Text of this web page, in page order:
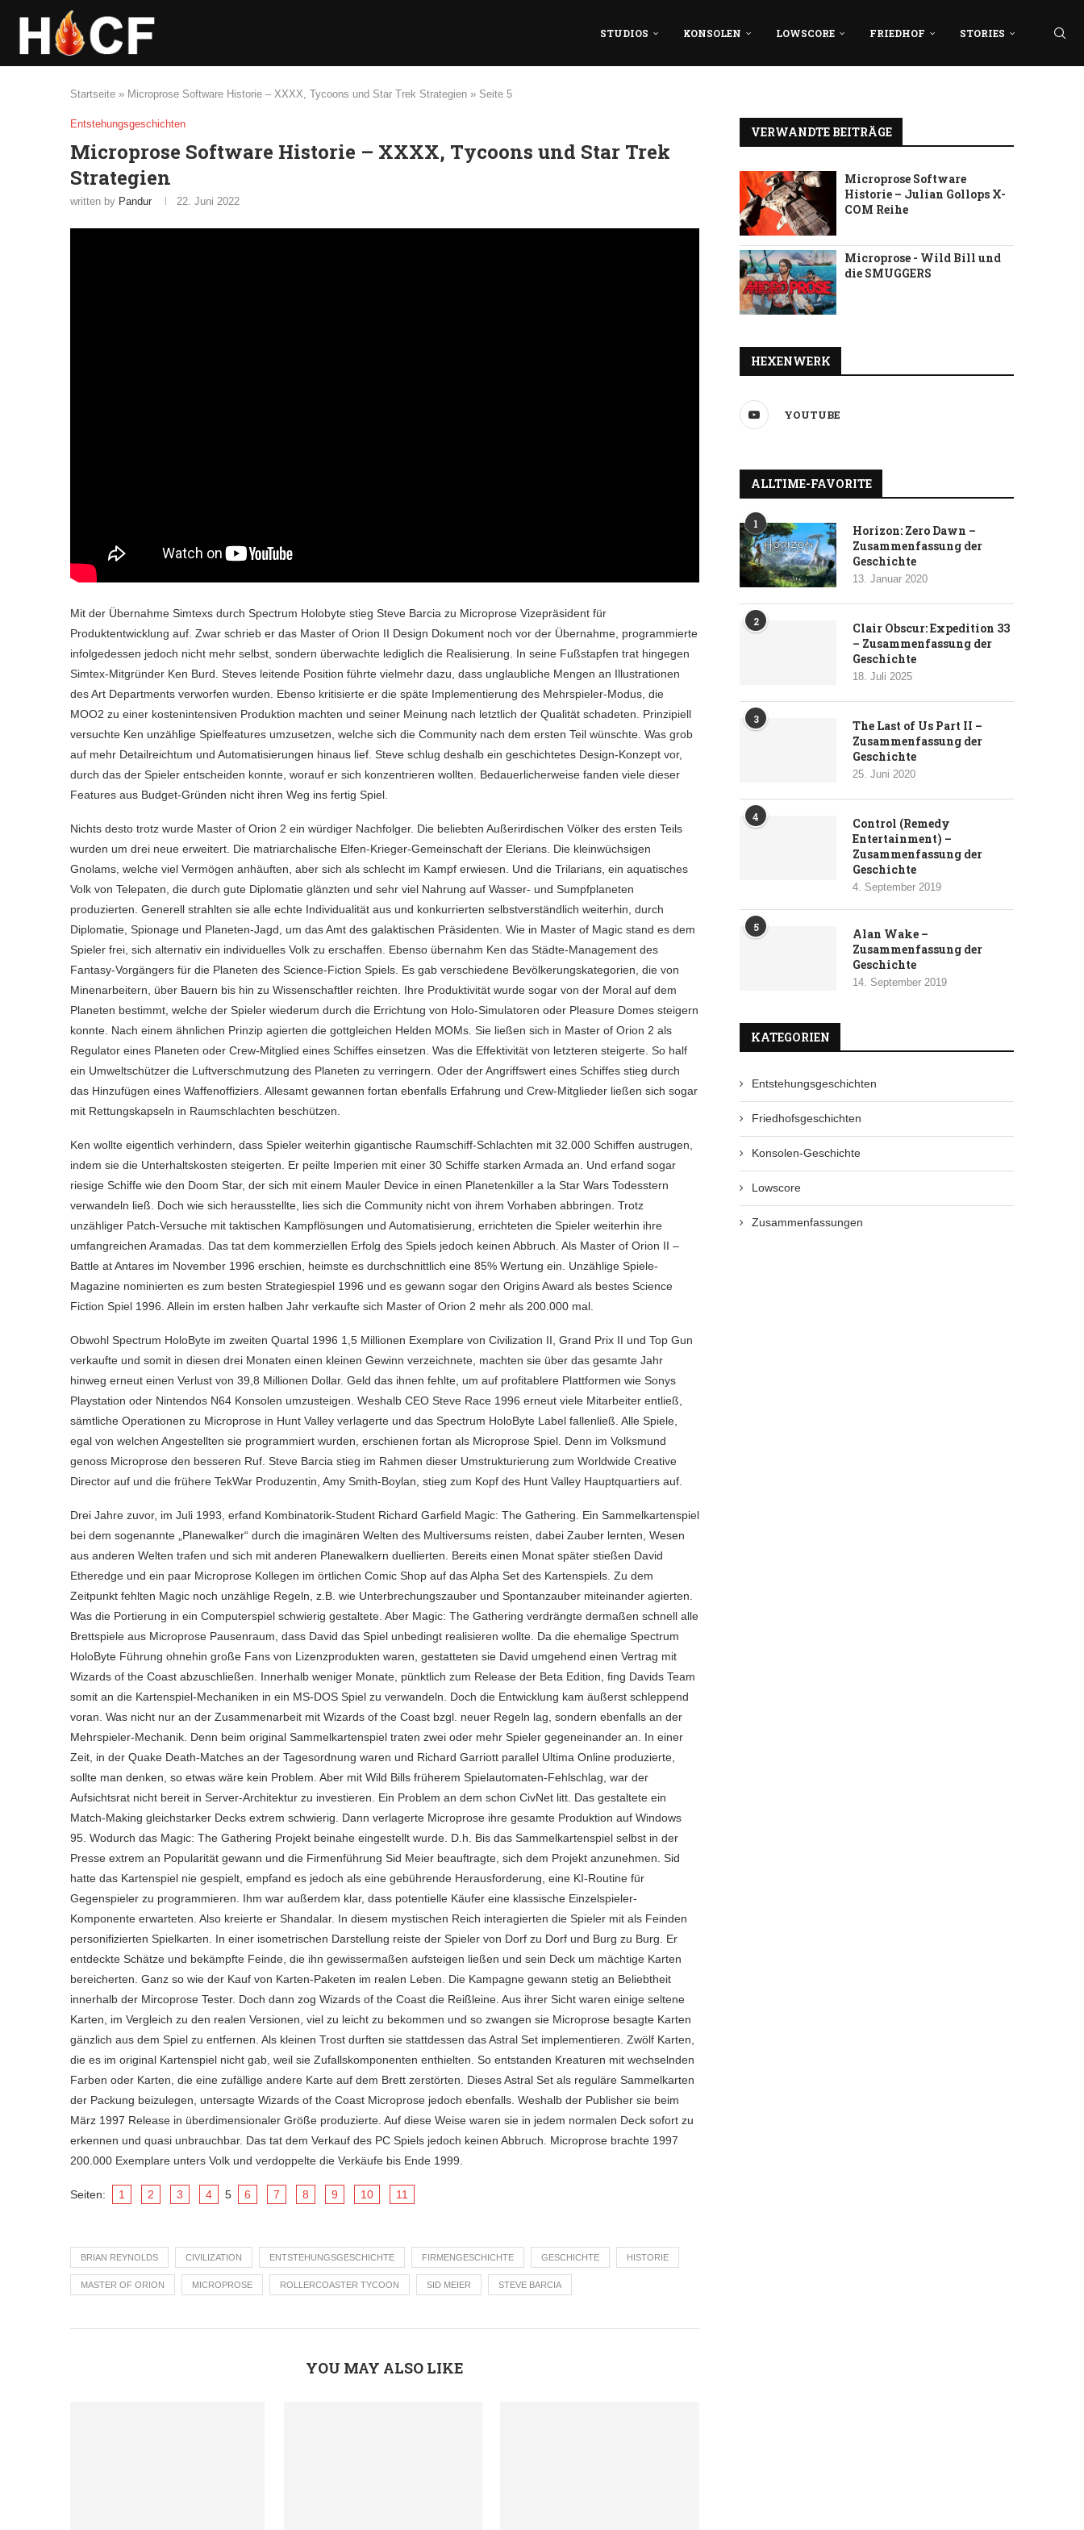
STUDIOS KONSOLEN LOWSCORE FRIEDHOF STORIES
Startseite » Microprose Software Historie – XXXX, Tycoons und Star Trek Strategien » Seite 5
Entstehungsgeschichten
Microprose Software Historie – XXXX, Tycoons und Star Trek
Strategien
written by Pandur 22. Juni 2022
Mit der Übernahme Simtexs durch Spectrum Holobyte stieg Steve Barcia zu Microprose Vizepräsident für
Produktentwicklung auf. Zwar schrieb er das Master of Orion II Design Dokument noch vor der Übernahme, programmierte
infolgedessen jedoch nicht mehr selbst, sondern überwachte lediglich die Realisierung. In seine Fußstapfen trat hingegen
Simtex-Mitgründer Ken Burd. Steves leitende Position führte vielmehr dazu, dass unglaubliche Mengen an Illustrationen
des Art Departments verworfen wurden. Ebenso kritisierte er die späte Implementierung des Mehrspieler-Modus, die
MOO2 zu einer kostenintensiven Produktion machten und seiner Meinung nach letztlich der Qualität schadeten. Prinzipiell
versuchte Ken unzählige Spielfeatures umzusetzen, welche sich die Community nach dem ersten Teil wünschte. Was grob
auf mehr Detailreichtum und Automatisierungen hinaus lief. Steve schlug deshalb ein geschichtetes Design-Konzept vor,
durch das der Spieler entscheiden konnte, worauf er sich konzentrieren wollten. Bedauerlicherweise fanden viele dieser
Features aus Budget-Gründen nicht ihren Weg ins fertig Spiel.
Nichts desto trotz wurde Master of Orion 2 ein würdiger Nachfolger. Die beliebten Außerirdischen Völker des ersten Teils
wurden um drei neue erweitert. Die matriarchalische Elfen-Krieger-Gemeinschaft der Elerians. Die kleinwüchsigen
Gnolams, welche viel Vermögen anhäuften, aber sich als schlecht im Kampf erwiesen. Und die Trilarians, ein aquatisches
Volk von Telepaten, die durch gute Diplomatie glänzten und sehr viel Nahrung auf Wasser- und Sumpfplaneten
produzierten. Generell strahlten sie alle echte Individualität aus und konkurrierten selbstverständlich weiterhin, durch
Diplomatie, Spionage und Planeten-Jagd, um das Amt des galaktischen Präsidenten. Wie in Master of Magic stand es dem
Spieler frei, sich alternativ ein individuelles Volk zu erschaffen. Ebenso übernahm Ken das Städte-Management des
Fantasy-Vorgängers für die Planeten des Science-Fiction Spiels. Es gab verschiedene Bevölkerungskategorien, die von
Minenarbeitern, über Bauern bis hin zu Wissenschaftler reichten. Ihre Produktivität wurde sogar von der Moral auf dem
Planeten bestimmt, welche der Spieler wiederum durch die Errichtung von Holo-Simulatoren oder Pleasure Domes steigern
konnte. Nach einem ähnlichen Prinzip agierten die gottgleichen Helden MOMs. Sie ließen sich in Master of Orion 2 als
Regulator eines Planeten oder Crew-Mitglied eines Schiffes einsetzen. Was die Effektivität von letzteren steigerte. So half
ein Umweltschützer die Luftverschmutzung des Planeten zu verringern. Oder der Angriffswert eines Schiffes stieg durch
das Hinzufügen eines Waffenoffiziers. Allesamt gewannen fortan ebenfalls Erfahrung und Crew-Mitglieder ließen sich sogar
mit Rettungskapseln in Raumschlachten beschützen.
Ken wollte eigentlich verhindern, dass Spieler weiterhin gigantische Raumschiff-Schlachten mit 32.000 Schiffen austrugen,
indem sie die Unterhaltskosten steigerten. Er peilte Imperien mit einer 30 Schiffe starken Armada an. Und erfand sogar
riesige Schiffe wie den Doom Star, der sich mit einem Mauler Device in einen Planetenkiller a la Star Wars Todesstern
verwandeln ließ. Doch wie sich herausstellte, lies sich die Community nicht von ihrem Vorhaben abbringen. Trotz
unzähliger Patch-Versuche mit taktischen Kampflösungen und Automatisierung, errichteten die Spieler weiterhin ihre
umfangreichen Aramadas. Das tat dem kommerziellen Erfolg des Spiels jedoch keinen Abbruch. Als Master of Orion II –
Battle at Antares im November 1996 erschien, heimste es durchschnittlich eine 85% Wertung ein. Unzählige Spiele-
Magazine nominierten es zum besten Strategiespiel 1996 und es gewann sogar den Origins Award als bestes Science
Fiction Spiel 1996. Allein im ersten halben Jahr verkaufte sich Master of Orion 2 mehr als 200.000 mal.
Obwohl Spectrum HoloByte im zweiten Quartal 1996 1,5 Millionen Exemplare von Civilization II, Grand Prix II und Top Gun
verkaufte und somit in diesen drei Monaten einen kleinen Gewinn verzeichnete, machten sie über das gesamte Jahr
hinweg erneut einen Verlust von 39,8 Millionen Dollar. Geld das ihnen fehlte, um auf profitablere Plattformen wie Sonys
Playstation oder Nintendos N64 Konsolen umzusteigen. Weshalb CEO Steve Race 1996 erneut viele Mitarbeiter entließ,
sämtliche Operationen zu Microprose in Hunt Valley verlagerte und das Spectrum HoloByte Label fallenließ. Alle Spiele,
egal von welchen Angestellten sie programmiert wurden, erschienen fortan als Microprose Spiel. Denn im Volksmund
genoss Microprose den besseren Ruf. Steve Barcia stieg im Rahmen dieser Umstrukturierung zum Worldwide Creative
Director auf und die frühere TekWar Produzentin, Amy Smith-Boylan, stieg zum Kopf des Hunt Valley Hauptquartiers auf.
Drei Jahre zuvor, im Juli 1993, erfand Kombinatorik-Student Richard Garfield Magic: The Gathering. Ein Sammelkartenspiel
bei dem sogenannte „Planewalker“ durch die imaginären Welten des Multiversums reisten, dabei Zauber lernten, Wesen
aus anderen Welten trafen und sich mit anderen Planewalkern duellierten. Bereits einen Monat später stießen David
Etheredge und ein paar Microprose Kollegen im örtlichen Comic Shop auf das Alpha Set des Kartenspiels. Zu dem
Zeitpunkt fehlten Magic noch unzählige Regeln, z.B. wie Unterbrechungszauber und Spontanzauber miteinander agierten.
Was die Portierung in ein Computerspiel schwierig gestaltete. Aber Magic: The Gathering verdrängte dermaßen schnell alle
Brettspiele aus Microprose Pausenraum, dass David das Spiel unbedingt realisieren wollte. Da die ehemalige Spectrum
HoloByte Führung ohnehin große Fans von Lizenzprodukten waren, gestatteten sie David umgehend einen Vertrag mit
Wizards of the Coast abzuschließen. Innerhalb weniger Monate, pünktlich zum Release der Beta Edition, fing Davids Team
somit an die Kartenspiel-Mechaniken in ein MS-DOS Spiel zu verwandeln. Doch die Entwicklung kam äußerst schleppend
voran. Was nicht nur an der Zusammenarbeit mit Wizards of the Coast bzgl. neuer Regeln lag, sondern ebenfalls an der
Mehrspieler-Mechanik. Denn beim original Sammelkartenspiel traten zwei oder mehr Spieler gegeneinander an. In einer
Zeit, in der Quake Death-Matches an der Tagesordnung waren und Richard Garriott parallel Ultima Online produzierte,
sollte man denken, so etwas wäre kein Problem. Aber mit Wild Bills früherem Spielautomaten-Fehlschlag, war der
Aufsichtsrat nicht bereit in Server-Architektur zu investieren. Ein Problem an dem schon CivNet litt. Das gestaltete ein
Match-Making gleichstarker Decks extrem schwierig. Dann verlagerte Microprose ihre gesamte Produktion auf Windows
95. Wodurch das Magic: The Gathering Projekt beinahe eingestellt wurde. D.h. Bis das Sammelkartenspiel selbst in der
Presse extrem an Popularität gewann und die Firmenführung Sid Meier beauftragte, sich dem Projekt anzunehmen. Sid
hatte das Kartenspiel nie gespielt, empfand es jedoch als eine gebührende Herausforderung, eine KI-Routine für
Gegenspieler zu programmieren. Ihm war außerdem klar, dass potentielle Käufer eine klassische Einzelspieler-
Komponente erwarteten. Also kreierte er Shandalar. In diesem mystischen Reich interagierten die Spieler mit als Feinden
personifizierten Spielkarten. In einer isometrischen Darstellung reiste der Spieler von Dorf zu Dorf und Burg zu Burg. Er
entdeckte Schätze und bekämpfte Feinde, die ihn gewissermaßen aufsteigen ließen und sein Deck um mächtige Karten
bereicherten. Ganz so wie der Kauf von Karten-Paketen im realen Leben. Die Kampagne gewann stetig an Beliebtheit
innerhalb der Mircoprose Tester. Doch dann zog Wizards of the Coast die Reißleine. Aus ihrer Sicht waren einige seltene
Karten, im Vergleich zu den realen Versionen, viel zu leicht zu bekommen und so zwangen sie Microprose besagte Karten
gänzlich aus dem Spiel zu entfernen. Als kleinen Trost durften sie stattdessen das Astral Set implementieren. Zwölf Karten,
die es im original Kartenspiel nicht gab, weil sie Zufallskomponenten enthielten. So entstanden Kreaturen mit wechselnden
Farben oder Karten, die eine zufällige andere Karte auf dem Brett zerstörten. Dieses Astral Set als reguläre Sammelkarten
der Packung beizulegen, untersagte Wizards of the Coast Microprose jedoch ebenfalls. Weshalb der Publisher sie beim
März 1997 Release in überdimensionaler Größe produzierte. Auf diese Weise waren sie in jedem normalen Deck sofort zu
erkennen und quasi unbrauchbar. Das tat dem Verkauf des PC Spiels jedoch keinen Abbruch. Microprose brachte 1997
200.000 Exemplare unters Volk und verdoppelte die Verkäufe bis Ende 1999.
Seiten: 1 2 3 4 5 6 7 8 9 10 11
BRIAN REYNOLDS CIVILIZATION ENTSTEHUNGSGESCHICHTE FIRMENGESCHICHTE GESCHICHTE HISTORIE
MASTER OF ORION MICROPROSE ROLLERCOASTER TYCOON SID MEIER STEVE BARCIA
YOU MAY ALSO LIKE
VERWANDTE BEITRÄGE
Microprose Software
Historie – Julian Gollops X-
COM Reihe
Microprose - Wild Bill und
die SMUGGERS
HEXENWERK
YOUTUBE
ALLTIME-FAVORITE
1
Horizon: Zero Dawn –
Zusammenfassung der
Geschichte
13. Januar 2020
2
Clair Obscur: Expedition 33
– Zusammenfassung der
Geschichte
18. Juli 2025
3
The Last of Us Part II –
Zusammenfassung der
Geschichte
25. Juni 2020
4
Control (Remedy
Entertainment) –
Zusammenfassung der
Geschichte
4. September 2019
5
Alan Wake –
Zusammenfassung der
Geschichte
14. September 2019
KATEGORIEN
Entstehungsgeschichten
Friedhofsgeschichten
Konsolen-Geschichte
Lowscore
Zusammenfassungen